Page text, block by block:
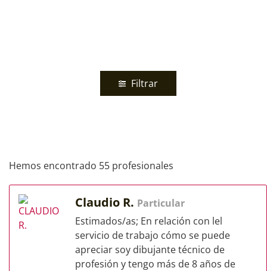
Filtrar
Hemos encontrado 55 profesionales
Claudio R. Particular
Estimados/as; En relación con lel
servicio de trabajo cómo se puede
apreciar soy dibujante técnico de
profesión y tengo más de 8 años de